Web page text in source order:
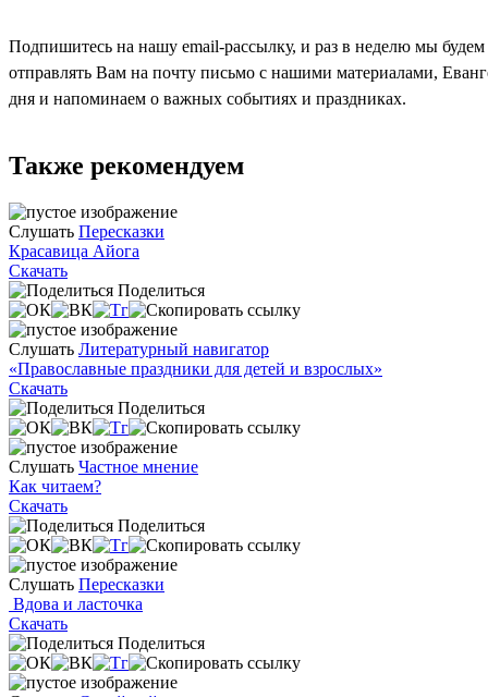
Подпишитесь на нашу email-рассылку, и раз в неделю мы будем
отправлять Вам на почту письмо с нашими материалами,
дня и напоминаем о важных событиях и праздниках.
Также рекомендуем
Слушать Пересказки
Красавица Айога
Скачать
Поделиться
Слушать Литературный навигатор
«Православные праздники для детей и взрослых»
Скачать
Поделиться
Слушать Частное мнение
Как читаем?
Скачать
Поделиться
Слушать Пересказки
Вдова и ласточка
Скачать
Поделиться